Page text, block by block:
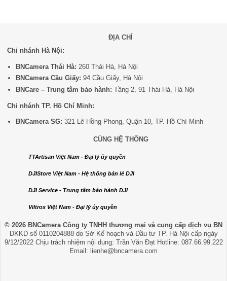
ĐỊA CHỈ
Chi nhánh Hà Nội:
BNCamera Thái Hà: 260 Thái Hà, Hà Nội
BNCamera Cầu Giấy: 94 Cầu Giấy, Hà Nội
BNCare – Trung tâm bảo hành: Tầng 2, 91 Thái Hà, Hà Nội
Chi nhánh TP. Hồ Chí Minh:
BNCamera SG: 321 Lê Hồng Phong, Quận 10, TP. Hồ Chí Minh
CÙNG HỆ THỐNG
TTArtisan Việt Nam - Đại lý ủy quyền
DJIStore Việt Nam - Hệ thống bán lẻ DJI
DJI Service - Trung tâm bảo hành DJI
Viltrox Việt Nam - Đại lý ủy quyền
© 2026 BNCamera Công ty TNHH thương mại và cung cấp dịch vụ BN
ĐKKD số 0110204888 do Sở Kế hoạch và Đầu tư TP. Hà Nội cấp ngày
9/12/2022 Chịu trách nhiệm nội dung: Trần Văn Đạt Hotline: 087.66.99.222
Email: lienhe@bncamera.com